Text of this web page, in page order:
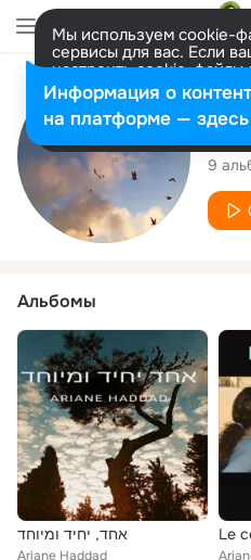
Мы используем cookie-
сервисы для вас. Если
настроить cookie-
представитель. Больше
Разрешить все
9
Альбомы
אחד, יחיד ומיוחד
Ariane Haddad
Le
Информация о
на платформе — здесь